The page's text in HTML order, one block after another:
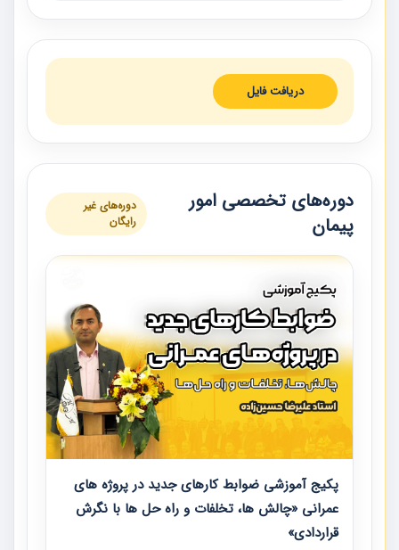
دریافت فایل
دوره‌های تخصصی امور
پیمان
دوره‌های غیر
رایگان
پکیج آموزشی ضوابط کارهای جدید در پروژه های
عمرانی «چالش ها، تخلفات و راه حل ها با نگرش
قراردادی»